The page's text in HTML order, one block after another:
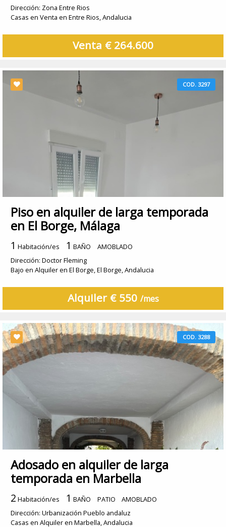
Dirección: Zona Entre Rios
Casas en Venta en Entre Rios, Andalucia
Venta € 264.600
COD. 3297
Piso en alquiler de larga temporada
en El Borge, Málaga
1 Habitación/es 1 BAÑO
AMOBLADO
Dirección: Doctor Fleming
Bajo en Alquiler en El Borge, El Borge, Andalucia
Alquiler € 550 /mes
COD. 3288
Adosado en alquiler de larga
temporada en Marbella
2 Habitación/es 1 BAÑO PATIO
AMOBLADO
Dirección: Urbanización Pueblo andaluz
Casas en Alquiler en Marbella, Andalucia